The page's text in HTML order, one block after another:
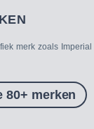
merk zoals Imperial
80+ merken